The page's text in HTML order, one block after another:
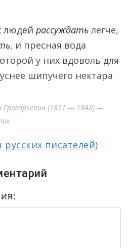
людей рассуждать легче,
, и пресная вода
у них вдоволь для
шипучего нектара
Григорьевич (1811 — 1848) —
писателей)